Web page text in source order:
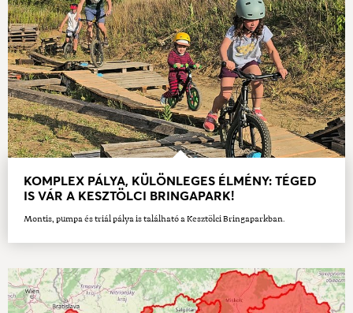
KOMPLEX PÁLYA, KÜLÖNLEGES ÉLMÉNY: TÉGED
IS VÁR A KESZTÖLCI BRINGAPARK!
Montis, pumpa és triál pálya is található a Kesztölci Bringaparkban.